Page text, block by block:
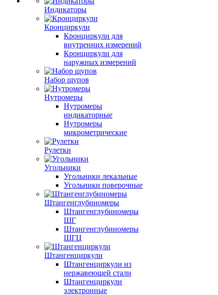
Индикаторы
Кронциркули
Кронциркули для
внутренних измерений
Кронциркули для
наружных измерений
Набор щупов
Нутромеры
Нутромеры
индикаторные
Нутромеры
микрометрические
Рулетки
Угольники
Угольники лекальные
Угольники поверочные
Штангенглубиномеры
Штангенглубиномеры
ШГ
Штангенглубиномеры
ШГЦ
Штангенциркули
Штангенциркули из
нержавеющей стали
Штангенциркули
электронные